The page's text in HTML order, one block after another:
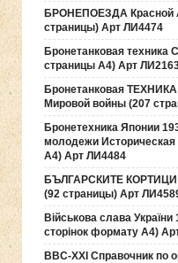
БРОНЕПОЕЗДА Красной
страницы) Арт ЛИ4474
Бронетанковая техника
страницы А4) Арт
Бронетанковая
Мировой войны (207
Бронетехника Японии
молодежи Историческая
А4) Арт ЛИ4484
БЪЛГАРСКИТЕ КОРТИЦИ
(92 страницы) Арт
Військова слава України
сторінок формату А4)
ВВС-ХХI Справочник по